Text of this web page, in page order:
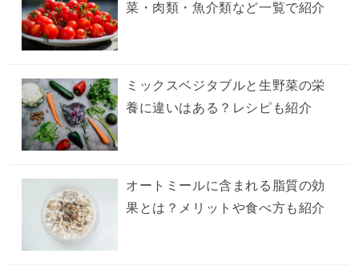
菜・肉類・魚介類など一覧で紹介
ミックスベジタブルと生野菜の栄
養に違いはある？レシピも紹介
オートミールに含まれる脂質の効
果とは？メリットや食べ方も紹介